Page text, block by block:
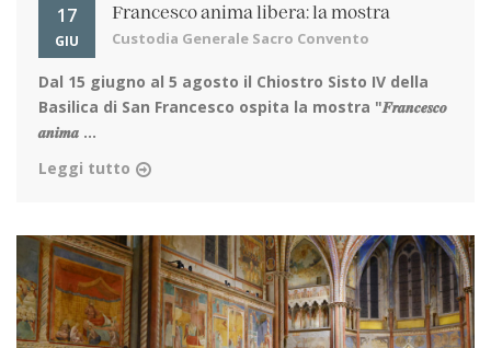
17
GIU
Francesco anima libera: la mostra
Custodia Generale Sacro Convento
Dal 15 giugno al 5 agosto il Chiostro Sisto IV della
Basilica di San Francesco ospita la mostra "𝑭𝒓𝒂𝒏𝒄𝒆𝒔𝒄𝒐
𝒂𝒏𝒊𝒎𝒂 ...
Leggi tutto